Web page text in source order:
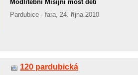
Modlitební Misijní most dětí
Pardubice - fara, 24. října 2010
120 pardubická